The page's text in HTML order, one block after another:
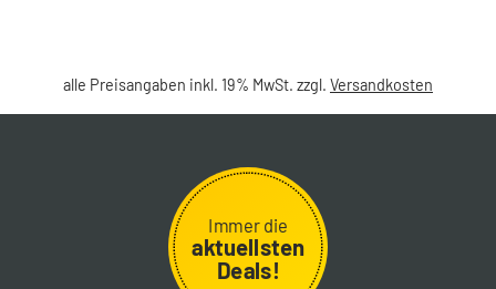
alle Preisangaben inkl. 19% MwSt. zzgl. Versandkosten
Immer die
aktuellsten
Deals!